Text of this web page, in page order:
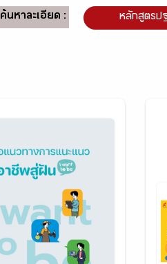
ค้นหาละเอียด : หลักสูตรป